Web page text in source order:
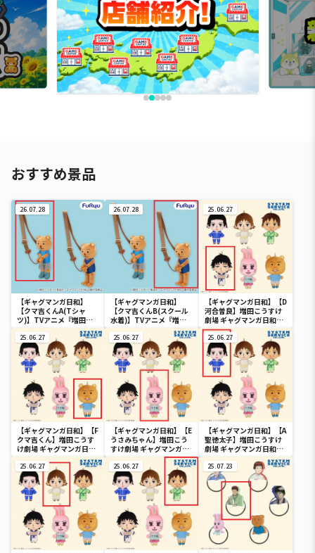
おすすめ景品
26.07.28
【ギャグマンガ日和】
【クマ吉くんA(Tシャ
ツ)】TVアニメ『増田こ
うすけ劇場 ギャグマンガ
日和GO』 クマ吉くん逮
捕されポシェット
26.07.28
【ギャグマンガ日和】
【クマ吉くんB(スクール
水着)】TVアニメ『増田
こうすけ劇場 ギャグマン
ガ日和GO』 クマ吉くん
逮捕されポシェット
25.06.27
【ギャグマンガ日和】【D
河合曽良】増田こうすけ
劇場 ギャグマンガ日和
GO ぬいぐるみ
25.06.27
【ギャグマンガ日和】【F
クマ吉くん】増田こうす
け劇場 ギャグマンガ日和
GO ぬいぐるみ
25.06.27
【ギャグマンガ日和】【E
うさみちゃん】増田こう
すけ劇場 ギャグマンガ日
和GO ぬいぐるみ
25.06.27
【ギャグマンガ日和】【A
聖徳太子】増田こうすけ
劇場 ギャグマンガ日和
GO ぬいぐるみ
25.06.27 25.06.27 25.07.23